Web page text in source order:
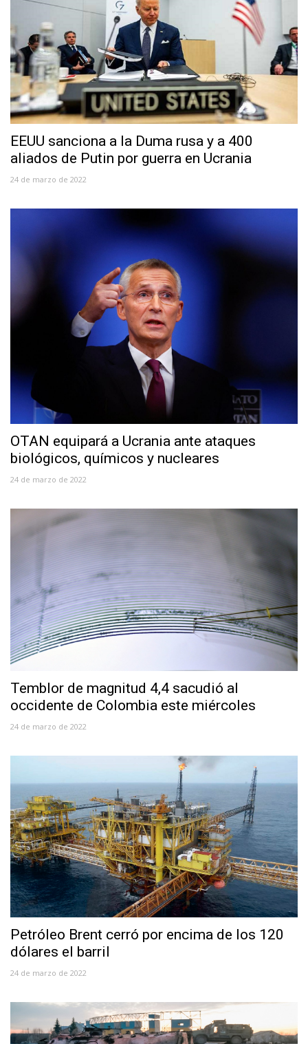
EEUU sanciona a la Duma rusa y a 400
aliados de Putin por guerra en Ucrania
24 de marzo de 2022
OTAN equipará a Ucrania ante ataques
biológicos, químicos y nucleares
24 de marzo de 2022
Temblor de magnitud 4,4 sacudió al
occidente de Colombia este miércoles
24 de marzo de 2022
Petróleo Brent cerró por encima de los 120
dólares el barril
24 de marzo de 2022